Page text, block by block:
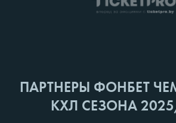
ПАРТНЕРЫ ФОНБЕТ
КХЛ СЕЗОНА